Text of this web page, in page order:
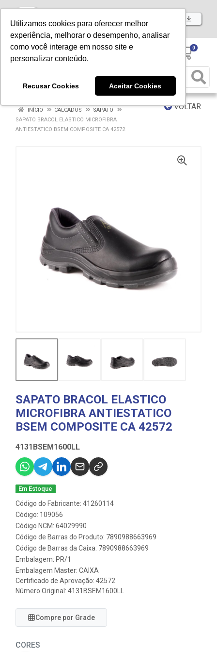
Utilizamos cookies para oferecer melhor
experiência, melhorar o desempenho, analisar
como você interage em nosso site e
personalizar conteúdo.
Recusar Cookies Aceitar Cookies
Baixe já nosso APP
0
VOLTAR
INÍCIO CALCADOS
SAPATO
SAPATO BRACOL ELASTICO MICROFIBRA
ANTIESTATICO BSEM COMPOSITE CA 42572
SAPATO BRACOL ELASTICO
MICROFIBRA ANTIESTATICO
BSEM COMPOSITE CA 42572
4131BSEM1600LL
Em Estoque
Código do Fabricante: 41260114
Código: 109056
Código NCM: 64029990
Código de Barras do Produto: 7890988663969
Código de Barras da Caixa: 7890988663969
Embalagem: PR/1
Embalagem Master: CAIXA
Certificado de Aprovação: 42572
Número Original: 4131BSEM1600LL
Compre por Grade
CORES